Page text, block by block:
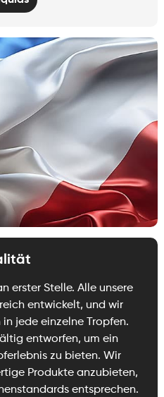
erster Stelle. Alle unsere
entwickelt, und wir
in jede einzelne Tropfen.
entworfen, um ein
zu bieten. Wir
Produkte anzubieten,
entsprechen.